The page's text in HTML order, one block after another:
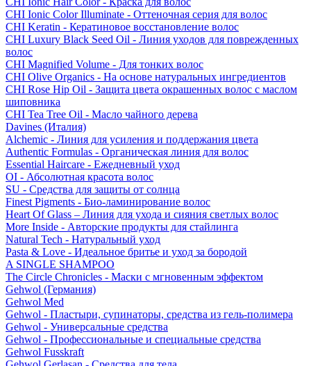
CHI Ionic Color Illuminate - Оттеночная серия для волос
CHI Keratin - Кератиновое восстановление волос
CHI Luxury Black Seed Oil - Линия уходов для поврежденных
волос
CHI Magnified Volume - Для тонких волос
CHI Olive Organics - На основе натуральных ингредиентов
CHI Rose Hip Oil - Защита цвета окрашенных волос с маслом
шиповника
CHI Tea Tree Oil - Масло чайного дерева
Davines (Италия)
Alchemic - Линия для усиления и поддержания цвета
Authentic Formulas - Органическая линия для волос
Essential Haircare - Eжедневный уход
OI - Абсолютная красота волос
SU - Средства для защиты от солнца
Finest Pigments - Био-ламинирование волос
Heart Of Glass – Линия для ухода и сияния светлых волос
More Inside - Авторские продукты для стайлинга
Natural Tech - Натуральный уход
Pasta & Love - Идеальное бритье и уход за бородой
A SINGLE SHAMPOO
The Circle Chronicles - Маски с мгновенным эффектом
Gehwol (Германия)
Gehwol Med
Gehwol - Пластыри, супинаторы, средства из гель-полимера
Gehwol - Универсальные средства
Gehwol - Профессиональные и специальные средства
Gehwol Fusskraft